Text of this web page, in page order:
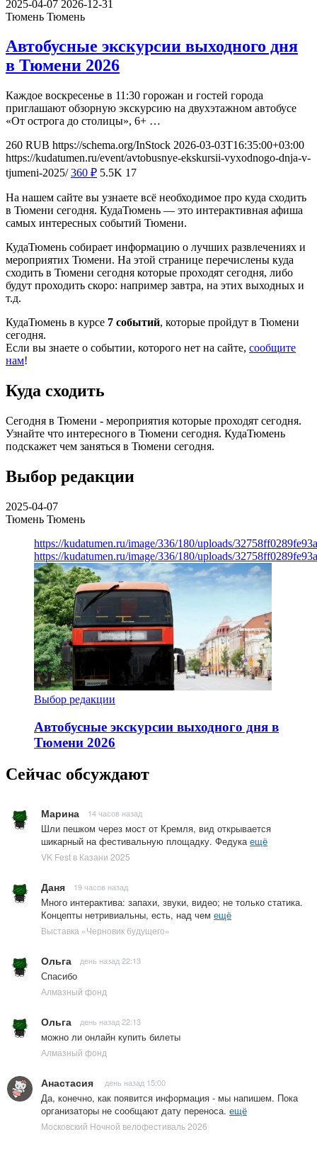
2025-04-07 2026-12-31
Тюмень Тюмень
Автобусные экскурсии выходного дня
в Тюмени 2026
Каждое воскресенье в 11:30 горожан и гостей города
приглашают обзорную экскурсию на двухэтажном автобусе
«От острога до столицы», 6+ …
260 RUB https://schema.org/InStock 2026-03-03T16:35:00+03:00
https://kudatumen.ru/event/avtobusnye-ekskursii-vyxodnogo-dnja-v-
tjumeni-2025/ 360 ₽ 5.5K 17
На нашем сайте вы узнаете всё необходимое про куда сходить
в Тюмени сегодня. КудаТюмень — это интерактивная афиша
самых интересных событий Тюмени.
КудаТюмень собирает информацию о лучших развлечениях и
мероприятих Тюмени. На этой странице перечислены куда
сходить в Тюмени сегодня которые проходят сегодня, либо
будут проходить скоро: например завтра, на этих выходных и
т.д.
КудаТюмень в курсе 7 событий, которые пройдут в Тюмени
сегодня.
Если вы знаете о событии, которого нет на сайте, сообщите
нам!
Куда сходить
Сегодня в Тюмени - мероприятия которые проходят сегодня.
Узнайте что интересного в Тюмени сегодня. КудаТюмень
подскажет чем заняться в Тюмени сегодня.
Выбор редакции
2025-04-07
Тюмень Тюмень
https://kudatumen.ru/image/336/180/uploads/
https://kudatumen.ru/image/336/180/uploads/
Выбор редакции
Автобусные экскурсии выходного дня в
Тюмени 2026
Сейчас обсуждают
Марина 14 часов назад
Шли пешком через мост от Кремля, вид открывается
шикарный на фестивальную площадку. Федука ещё
VK Fest в Казани 2025
Даня 19 часов назад
Много интерактива: запахи, звуки, видео; не только статика.
Концепты нетривиальны, есть, над чем ещё
Выставка «Черновик будущего»
Ольга день назад 22:13
Спасибо
Алмазный фонд
Ольга день назад 22:13
можно ли онлайн купить билеты
Алмазный фонд
Анастасия день назад 15:00
Да, конечно, как появится информация - мы напишем. Пока
организаторы не сообщают дату переноса. ещё
Московский Ночной велофестиваль 2026